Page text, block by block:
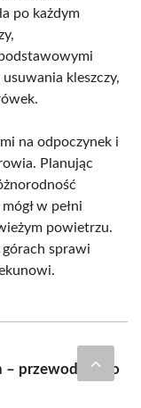
po każdym
kleszczy,
na odpoczynek i
Planując
w pełni
powietrzu.
sprawi
– przewodnik po